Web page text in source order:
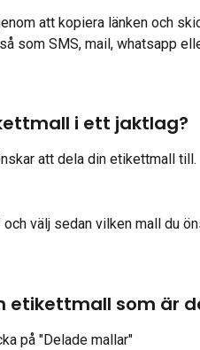
att kopiera länken och
som SMS, mail, whatsapp
i ett jaktlag?
att dela din etikettmall till.
och välj sedan vilken mall du
etikettmall som är
på "Delade mallar"